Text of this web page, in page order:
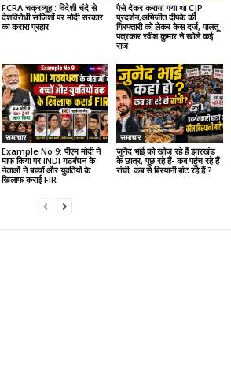
FCRA चक्रव्यूह : विदेशी चंदे से
देशविरोधी साजिशों पर मोदी सरकार
का करारा प्रहार
पैसे देकर कराया गया था CJP
प्रदर्शन,अभिजीत दीपके की
गिरफ्तारी को लेकर केस दर्ज, पालतू
पत्रकार रवीश कुमार ने खोले कई
राज
समाचार
Example No 9: पीएम मोदी ने
माफ किया पर INDI गठबंधन के
नेताओं ने बच्चों और युवतियों के
खिलाफ कराई FIR
समाचार
जुनैद भाई को खोज रहे हैं झारखंड
के छात्र, पूछ रहे हैं- कब पहुंच रहे हैं
रांची, कब से बिरयानी बांट रहे हैं ?